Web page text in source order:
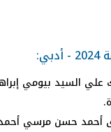
علي السيد بيومي
أحمد حسن مرسي